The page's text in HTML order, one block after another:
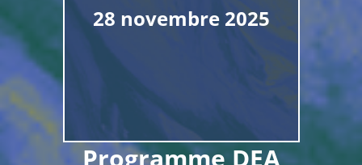
Programme DEA
28 novembre 2025